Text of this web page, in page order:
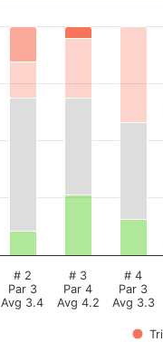
# 2
Par 3
Avg 3.4
# 3
Par 4
Avg 4.2
# 4
Par 3
Avg 3.3